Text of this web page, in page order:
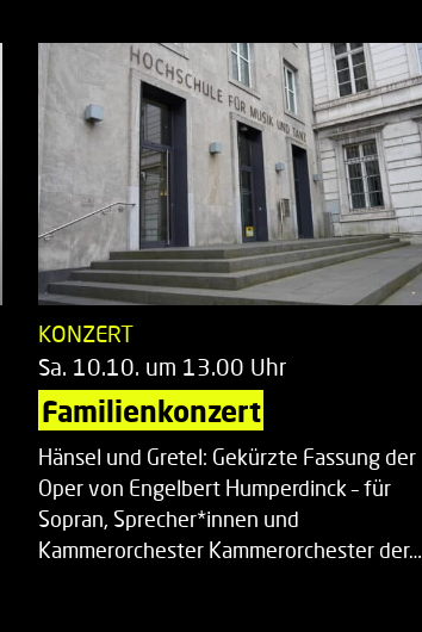
KONZERT
Sa. 10.10. um 13.00 Uhr
Familienkonzert
Hänsel und Gretel: Gekürzte Fassung der
Oper von Engelbert Humperdinck – für
Sopran, Sprecher*innen und
Kammerorchester Kammerorchester der…